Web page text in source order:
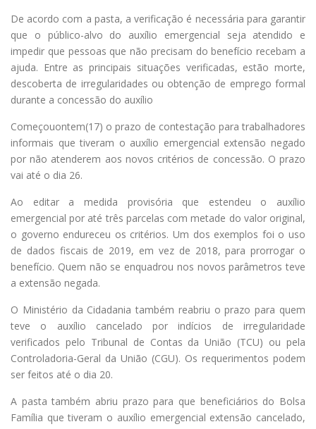
De acordo com a pasta, a verificação é necessária para garantir
que o público-alvo do auxílio emergencial seja atendido e
impedir que pessoas que não precisam do benefício recebam a
ajuda. Entre as principais situações verificadas, estão morte,
descoberta de irregularidades ou obtenção de emprego formal
durante a concessão do auxílio
Começouontem(17) o prazo de contestação para trabalhadores
informais que tiveram o auxílio emergencial extensão negado
por não atenderem aos novos critérios de concessão. O prazo
vai até o dia 26.
Ao editar a medida provisória que estendeu o auxílio
emergencial por até três parcelas com metade do valor original,
o governo endureceu os critérios. Um dos exemplos foi o uso
de dados fiscais de 2019, em vez de 2018, para prorrogar o
benefício. Quem não se enquadrou nos novos parâmetros teve
a extensão negada.
O Ministério da Cidadania também reabriu o prazo para quem
teve o auxílio cancelado por indícios de irregularidade
verificados pelo Tribunal de Contas da União (TCU) ou pela
Controladoria-Geral da União (CGU). Os requerimentos podem
ser feitos até o dia 20.
A pasta também abriu prazo para que beneficiários do Bolsa
Família que tiveram o auxílio emergencial extensão cancelado,